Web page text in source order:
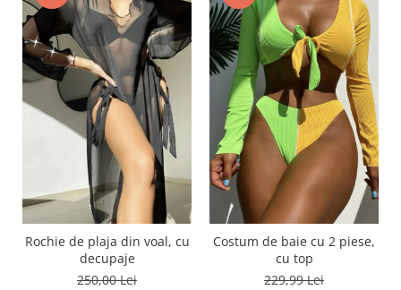
Rochie de plaja din voal, cu
decupaje
250,00 Lei
Costum de baie cu 2 piese,
cu top
229,99 Lei